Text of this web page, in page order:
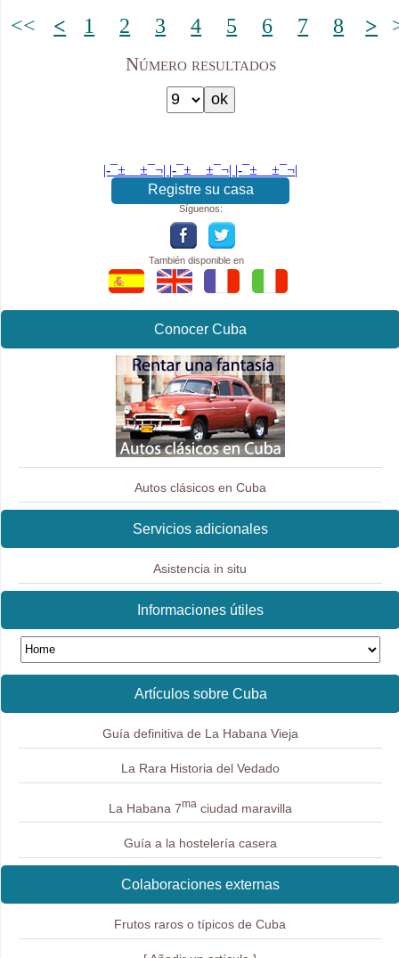
<< < 1 2 3 4 5 6 7 8 >
Número resultados
|-¯±­__­±¯¬| |-¯±­__­±¯¬| |-¯±­__­±¯¬|
Registre su casa
Síguenos:
También disponible en
Conocer Cuba
Autos clásicos en Cuba
Servicios adicionales
Asistencia in situ
Informaciones útiles
Artículos sobre Cuba
Guía definitiva de La Habana Vieja
La Rara Historia del Vedado
La Habana 7maciudad maravilla
Guía a la hostelería casera
Colaboraciones externas
Frutos raros o típicos de Cuba